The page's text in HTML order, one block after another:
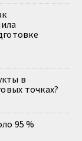
в
точках?
95 %